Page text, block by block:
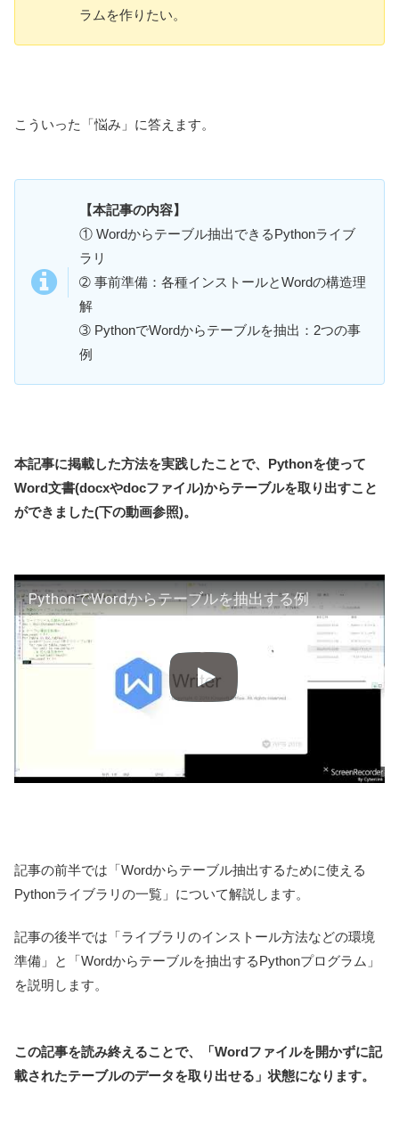
ラムを作りたい。
こういった「悩み」に答えます。
【本記事の内容】
① Wordからテーブル抽出できるPythonライブ
ラリ
➁ 事前準備：各種インストールとWordの構造理
解
➂ PythonでWordからテーブルを抽出：2つの事
例
本記事に掲載した方法を実践したことで、Pythonを使って
Word文書(docxやdocファイル)からテーブルを取り出すこと
ができました(下の動画参照)。
PythonでWordからテーブルを抽出する例
記事の前半では「Wordからテーブル抽出するために使える
Pythonライブラリの一覧」について解説します。
記事の後半では「ライブラリのインストール方法などの環境
準備」と「Wordからテーブルを抽出するPythonプログラム」
を説明します。
この記事を読み終えることで、「Wordファイルを開かずに記
載されたテーブルのデータを取り出せる」状態になります。